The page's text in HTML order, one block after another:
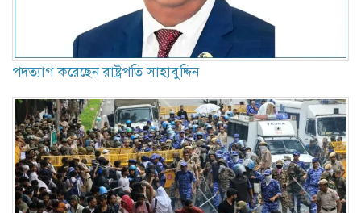
পদত্যাগ করেছেন রাষ্ট্রপতি সাহাবুদ্দিন